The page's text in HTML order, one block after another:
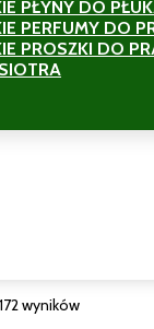
PŁYNY DO
PERFUMY DO
PROSZKI DO
wyników